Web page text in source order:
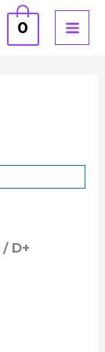
0
/ D+